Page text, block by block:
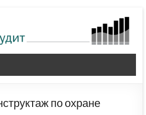
по охране